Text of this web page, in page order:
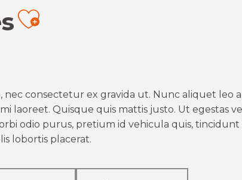
Ajouter aux
nec consectetur ex gravida ut. Nunc aliquet leo
laoreet. Quisque quis mattis justo. Ut egestas
odio purus, pretium id vehicula quis, tincidunt
lobortis placerat.